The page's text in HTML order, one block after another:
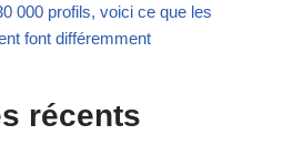
000 profils, voici ce que les
font différemment
récents